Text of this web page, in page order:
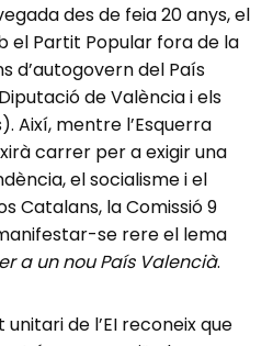
des de feia 20 anys, el
el Partit Popular fora de la
d’autogovern del País
de València i els
Així, mentre l’Esquerra
carrer per a exigir una
el socialisme i el
Catalans, la Comissió 9
se rere el lema
a un nou País Valencià.
de l’EI reconeix que